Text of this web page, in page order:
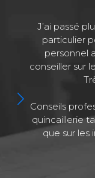
J’ai passé
particulier
personnel
conseiller sur
Conseils
quincaillerie
que sur les